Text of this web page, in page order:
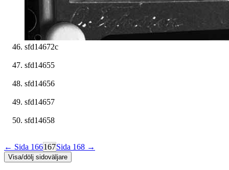
sfd14672c
sfd14655
sfd14656
sfd14657
sfd14658
← Sida 166167Sida 168 →
Visa/dölj sidoväljare